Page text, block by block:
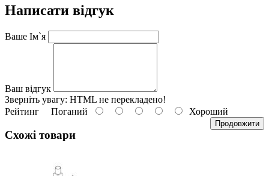
Написати відгук
Ваше Ім`я
Ваш відгук
Зверніть увагу: HTML не перекладено!
Рейтинг Поганий Хороший
Продовжити
Схожі товари